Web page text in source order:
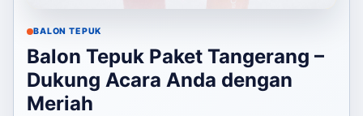
BALON TEPUK
Balon Tepuk Paket Tangerang –
Dukung Acara Anda dengan
Meriah